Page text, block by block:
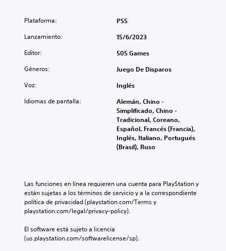
Plataforma: PS5
Lanzamiento: 15/6/2023
Editor: 505 Games
Géneros: Juego De Disparos
Voz: Inglés
Idiomas de pantalla:
Alemán, Chino -
Simplificado, Chino -
Tradicional, Coreano,
Español, Francés (Francia),
Inglés, Italiano, Portugués
(Brasil), Ruso
Las funciones en línea requieren una cuenta para PlayStation y
están sujetas a los términos de servicio y a la correspondiente
política de privacidad (playstation.com/Terms y
playstation.com/legal/privacy-policy).
El software está sujeto a licencia
(us.playstation.com/softwarelicense/sp).